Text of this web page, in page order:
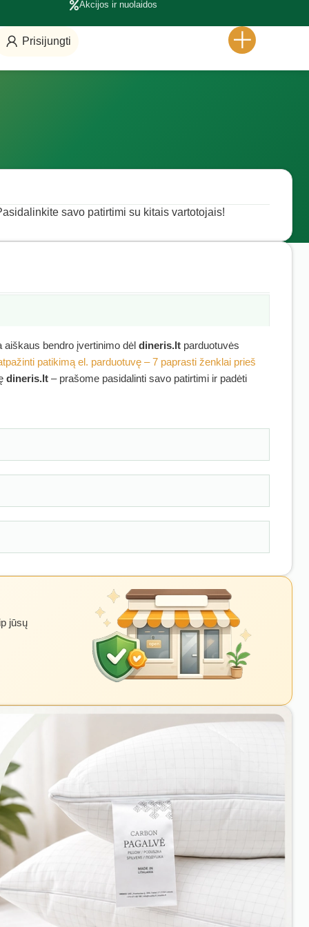
Akcijos ir nuolaidos
Prisijungti
savo patirtimi su kitais vartotojais!
aiškaus bendro įvertinimo dėl dineris.lt parduotuvės
patikimą el. parduotuvę – 7 paprasti ženklai prieš
dineris.lt – prašome pasidalinti savo patirtimi ir padėti
jūsų